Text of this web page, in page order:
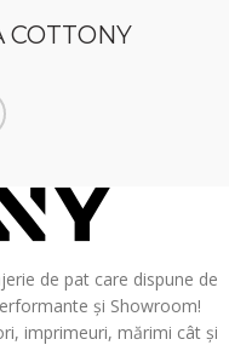
COTTONY
de pat care dispune de
și Showroom!
imprimeuri, mărimi cât și